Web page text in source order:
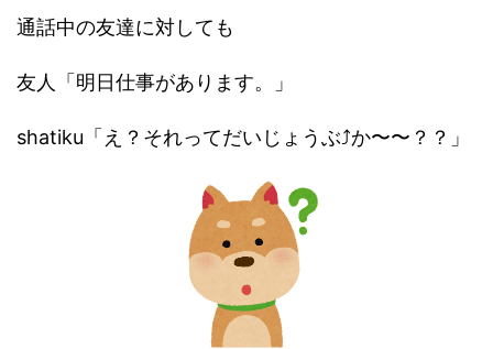
通話中の友達に対しても
友人「明日仕事があります。」
shatiku「え？それってだいじょうぶ⤴︎か〜〜？？」